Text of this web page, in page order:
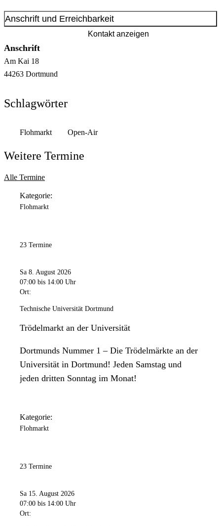
Anschrift und Erreichbarkeit
Kontakt anzeigen
Anschrift
Am Kai 18
44263 Dortmund
Schlagwörter
Flohmarkt Open-Air
Weitere Termine
Alle Termine
Kategorie:
Flohmarkt
23 Termine
Sa 8. August 2026
07:00 bis 14:00 Uhr
Ort:
Technische Universität Dortmund
Trödelmarkt an der Universität
Dortmunds Nummer 1 – Die Trödelmärkte an der
Universität in Dortmund! Jeden Samstag und
jeden dritten Sonntag im Monat!
Kategorie:
Flohmarkt
23 Termine
Sa 15. August 2026
07:00 bis 14:00 Uhr
Ort: